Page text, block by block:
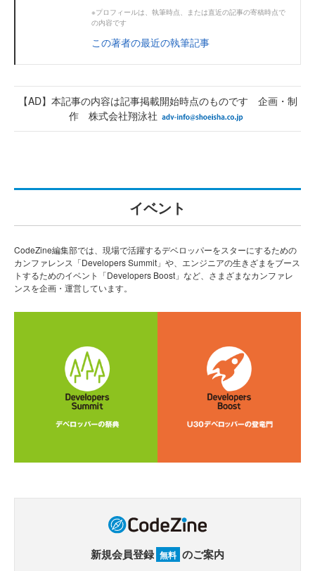
※プロフィールは、執筆時点、または直近の記事の寄稿時点で
の内容です
この著者の最近の執筆記事
【AD】本記事の内容は記事掲載開始時点のものです 企画・制
作 株式会社翔泳社
イベント
CodeZine編集部では、現場で活躍するデベロッパーをスターにするための
カンファレンス「Developers Summit」や、エンジニアの生きざまをブース
トするためのイベント「Developers Boost」など、さまざまなカンファレ
ンスを企画・運営しています。
新規会員登録 無料 のご案内